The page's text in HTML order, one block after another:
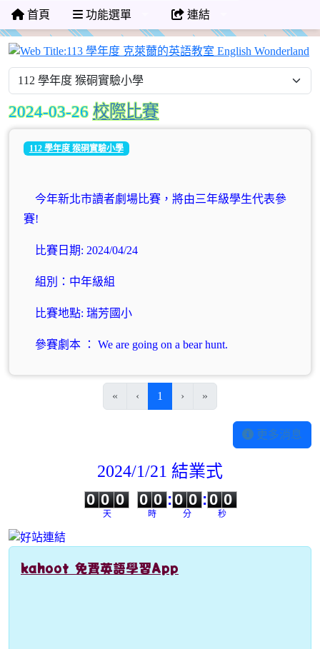
首頁 功能選單 連結
2024-03-26 校際比賽
112 學年度 猴硐實驗小學
今年新北市讀者劇場比賽，將由三年級學生代表參
賽!
比賽日期: 2024/04/24
組別：中年級組
比賽地點: 瑞芳國小
參賽劇本 ： We are going on a bear hunt.
« ‹ 1 (目前頁次)
› »
更多消息
2024/1/21 結業式
0
0
0
0
0
天
0
0
0
0
時
:
0
0
0
0
分
:
0
0 0
秒
kahoot 免費英語學習App